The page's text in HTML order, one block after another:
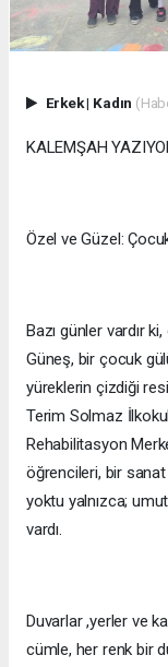
Erkek| Kadın
KALEMŞAH
Özel ve Güzel:
Bazı günler vardır
Güneş, bir çocuk
yüreklerin çizdiği
Terim Solmaz
Rehabilitasyon
öğrencileri, bir
yoktu yalnızca;
vardı.
Duvarlar ,yerler ve
cümle, her renk bir